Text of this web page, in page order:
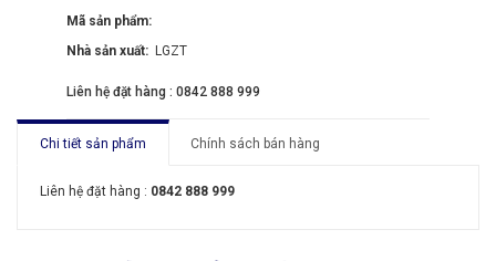
Mã sản phẩm:
Nhà sản xuất: LGZT
Liên hệ đặt hàng : 0842 888 999
Chi tiết sản phẩm Chính sách bán hàng
Liên hệ đặt hàng : 0842 888 999